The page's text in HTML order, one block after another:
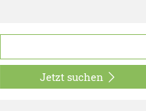
Jetzt suchen